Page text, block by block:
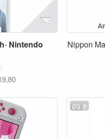
- Nintendo Nippon
7